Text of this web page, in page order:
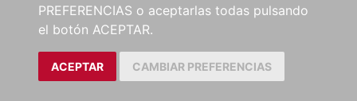
PREFERENCIAS o aceptarlas todas pulsando
el botón ACEPTAR.
ACEPTAR CAMBIAR PREFERENCIAS